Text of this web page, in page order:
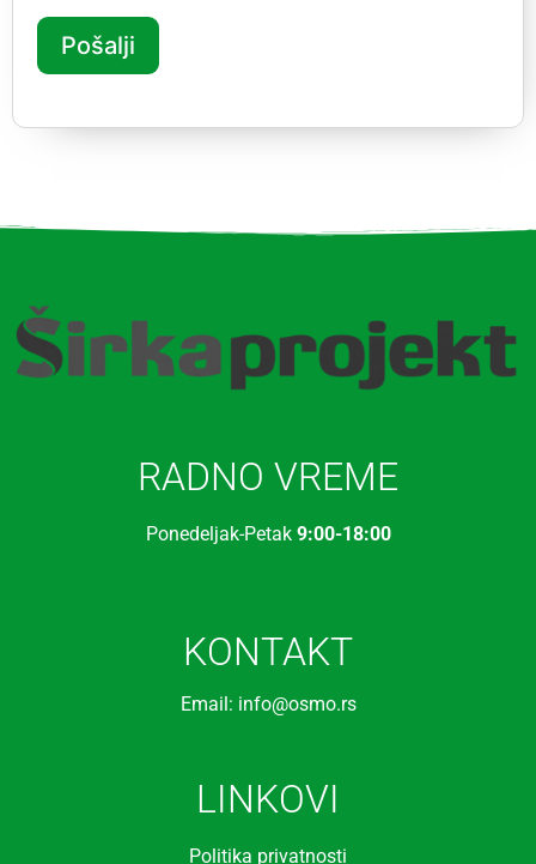
Pošalji
RADNO VREME
Ponedeljak-Petak9:00-18:00
KONTAKT
Email: info@osmo.rs
LINKOVI
Politika privatnosti